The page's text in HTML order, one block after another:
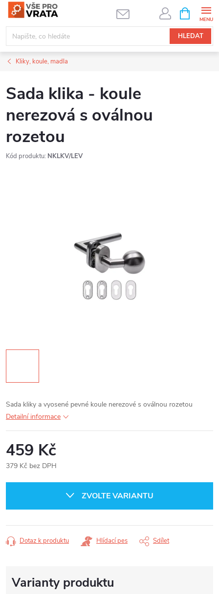
Přejít
obsah
HLEDAT
NÁKUPNÍ
KOŠÍK
Kliky, koule, madla
Sada klika - koule
nerezová s oválnou
rozetou
Kód produktu: NKLKV/LEV
Sada kliky a vyosené pevné koule nerezové s oválnou rozetou
Detailní informace
459 Kč
379 Kč bez DPH
ZVOLTE VARIANTU
Dotaz k produktu Hlídací pes Sdílet